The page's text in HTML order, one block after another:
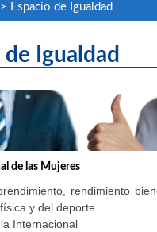
Espacio de Igualdad
de Igualdad
de las Mujeres
rendimiento
y del deporte.
Internacional